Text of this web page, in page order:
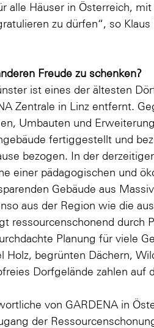
alle Häuser in Österreich,
zu dürfen“, so
Freude zu schenken?
ist eines der ältesten
Zentrale in Linz entfernt.
Umbauten und
fertiggestellt und
bezogen. In der
einer pädagogischen und
Gebäude aus
aus der Region wie die
ressourcenschonend durch
Planung für viele
Holz, begrünten Dächern,
Dorfgelände zahlen auf
von GARDENA in
der